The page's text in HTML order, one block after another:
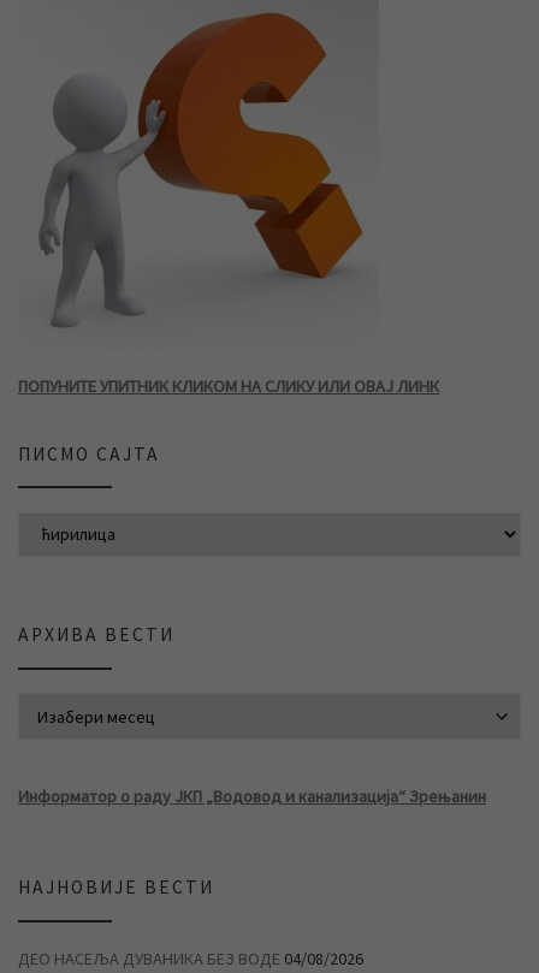
ПОПУНИТЕ УПИТНИК КЛИКОМ НА СЛИКУ ИЛИ ОВАЈ ЛИНК
ПИСМО САЈТА
АРХИВА ВЕСТИ
Информатор о раду ЈКП „Водовод и канализација“ Зрењанин
НАЈНОВИЈЕ ВЕСТИ
ДЕО НАСЕЉА ДУВАНИКА БЕЗ ВОДЕ 04/08/2026